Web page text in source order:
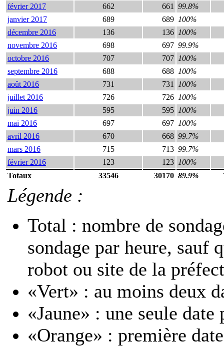
février 2017
662 661
99.8%
janvier 2017
689 689 100%
décembre 2016
136 136 100%
novembre 2016
698 697 99.9%
octobre 2016
707 707 100%
septembre 2016
688 688 100%
août 2016
731 731
100%
juillet 2016
726 726 100%
juin 2016
595 595 100%
mai 2016
697 697 100%
avril 2016
670 668 99.7%
mars 2016
715 713 99.7%
février 2016
123 123 100%
Totaux
33546 30170 89.9%
Légende :
Total : nombre de
sondage par heure, sauf
robot ou site de la
«Vert» : au moins deux
«Jaune» : une seule
«Orange» : première